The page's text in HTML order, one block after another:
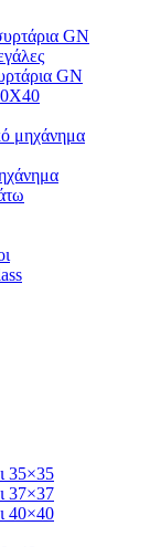
GN
GN
μηχάνημα
35×35
37×37
40×40